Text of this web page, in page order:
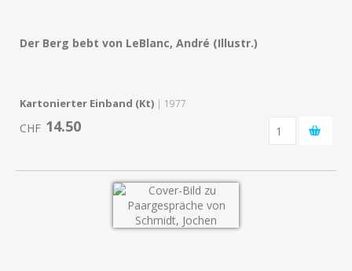
Der Berg bebt von LeBlanc, André (Illustr.)
Kartonierter Einband (Kt) | 1977
CHF 14.50